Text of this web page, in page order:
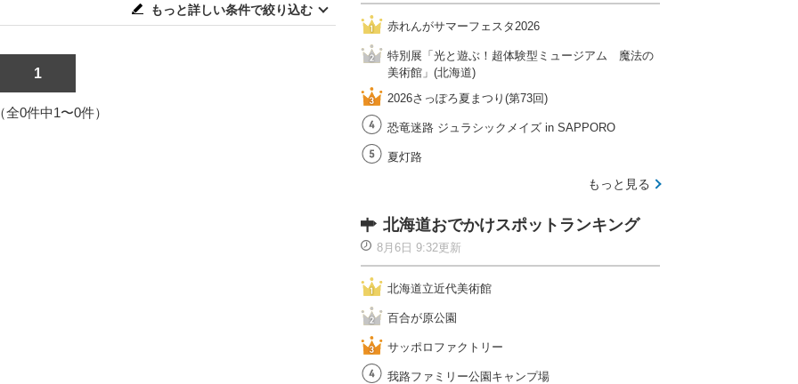
もっと詳しい条件で絞り込む
1
全0件中1〜0件）
赤れんがサマーフェスタ2026
特別展「光と遊ぶ！超体験型ミュージアム 魔法の
美術館」(北海道)
2026さっぽろ夏まつり(第73回)
恐竜迷路 ジュラシックメイズ in SAPPORO
夏灯路
もっと見る
北海道おでかけスポットランキング
8月6日 9:32更新
北海道立近代美術館
百合が原公園
サッポロファクトリー
我路ファミリー公園キャンプ場